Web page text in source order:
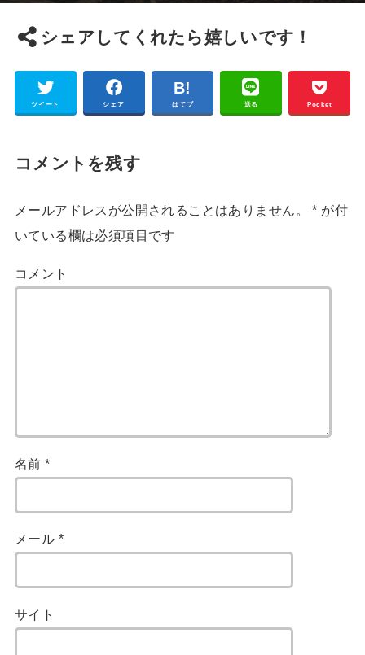
シェアしてくれたら嬉しいです！
ツイート シェア はてブ 送る Pocket
コメントを残す
メールアドレスが公開されることはありません。 * が付
いている欄は必須項目です
コメント
名前*
メール *
サイト